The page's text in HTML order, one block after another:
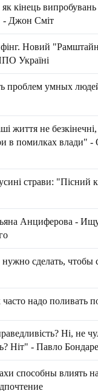
кінець випробувань
- Джон Сміт
Новий
Україні
проблем умных
життя не
в помилках влади" -
страви: "Пісний
Анциферова -
нужно сделать, чтобы
часто надо поливать
Ні, не
Ніт" - Павло
способны влиять